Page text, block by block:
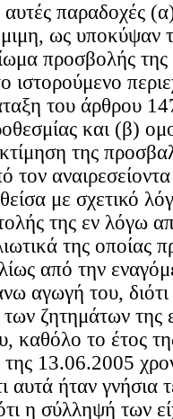
αυτές παραδοχές
ως υποκύψαν
προσβολής της
ιστορούμενο
του άρθρου
και (β)
της
τον
με σχετικό
της εν λόγω
της οποίας
από την
αγωγή του,
ζητημάτων της
καθόλο το έτος
13.06.2005
αυτά ήταν γνήσια
η σύλληψή των